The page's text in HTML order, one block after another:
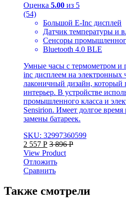
Оценка 5.00 из 5
(54)
Большой E-Inc дисплей
Датчик температуры и
Сенсоры
Bluetooth 4.0 BLE
Умные часы с термометром и
inc дисплеем на
лаконичный дизайн, который
интерьер. В устройстве
промышленного класса и
Sensirion. Имеет долгое
замены батареек.
SKU: 32997360599
2 557 Р 3 896Р
View Product
Отложить
Сравнить
Также смотрели